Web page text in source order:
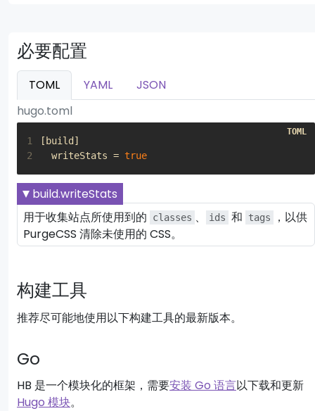
必要配置
TOML YAML
JSON
hugo.toml
1 [build]
2
writeStats = true
build.writeStats
用于收集站点所使用到的
classes 、 ids 和 tags
，以供
PurgeCSS 清除未使用的 CSS。
构建工具
推荐尽可能地使用以下构建工具的最新版本。
Go
HB 是一个模块化的框架，需要安装 Go 语言以下载和更新
Hugo 模块。